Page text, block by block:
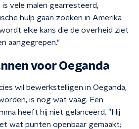
is vele malen gearresteerd,
hulp gaan zoeken in Amerika
elke kans die de overheid ziet
aangegrepen."
voor Oeganda
wil bewerkstelligen in Oeganda,
is nog wat vaag. Een
heeft hij niet gelanceerd. "Hij
wat punten openbaar gemaakt;